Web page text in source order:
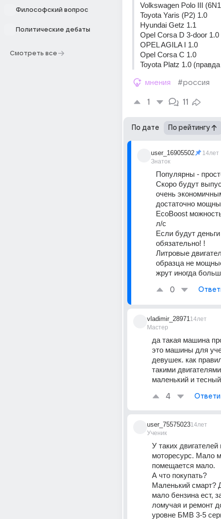
Философский вопрос
Политические дебаты
Смотреть все
Volkswagen Polo III
Toyota Yaris (P2) 1.0
Hyundai Getz 1.1
OPEL AGILA I 1.0
Opel Corsa C 1.0
Toyota Platz 1.0
мнения #россия
1 11
По дате По рейтингу
user_16905502
Знаток
14лет
Популярны -
Скоро будут
очень
достаточно
EcoBoost
л/с
Если будут
обязательно! !
Литровые
образца не
жрут иногда
0
vladimir_28971
Мастер
14лет
да такая машина
это машины для
девушек. как
такими
маленький и
4
user_75575023
Ученик
14лет
У таких
моторесурс. Мало
помещается мало.
А что покупать?
Маленький смарт?
мало бензина ест,
ломучая и ремонт
уровне БМВ 3-5